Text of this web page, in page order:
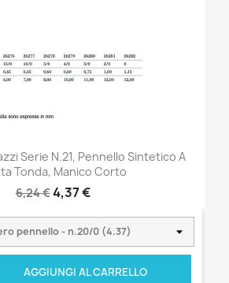
Serie N.21, Pennello Sintetico A
Tonda, Manico Corto
6,24 €4,37 €
AGGIUNGI AL CARRELLO